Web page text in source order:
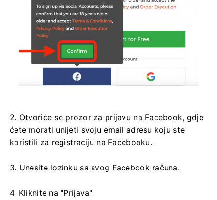
2. Otvoriće se prozor za prijavu na Facebook, gdje
ćete morati unijeti svoju email adresu koju ste
koristili za registraciju na Facebooku.
3. Unesite lozinku sa svog Facebook računa.
4. Kliknite na "Prijava".